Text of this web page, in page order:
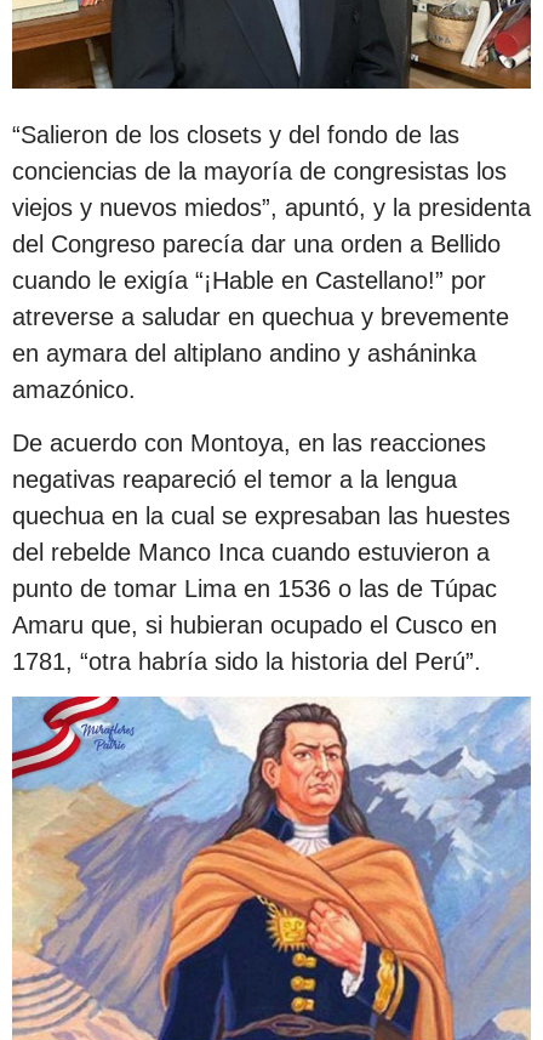
“Salieron de los closets y del fondo de las
conciencias de la mayoría de congresistas los
viejos y nuevos miedos”, apuntó, y la presidenta
del Congreso parecía dar una orden a Bellido
cuando le exigía “¡Hable en Castellano!” por
atreverse a saludar en quechua y brevemente
en aymara del altiplano andino y asháninka
amazónico.
De acuerdo con Montoya, en las reacciones
negativas reapareció el temor a la lengua
quechua en la cual se expresaban las huestes
del rebelde Manco Inca cuando estuvieron a
punto de tomar Lima en 1536 o las de Túpac
Amaru que, si hubieran ocupado el Cusco en
1781, “otra habría sido la historia del Perú”.